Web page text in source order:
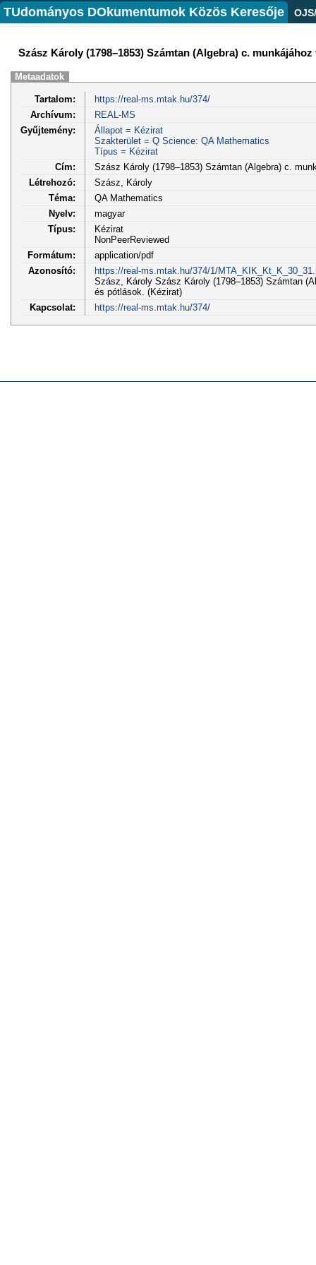
TUdományos DOkumentumok Közös Keresője
Szász Károly (1798–1853) Számtan (Algebra) c.
Metaadatok
Tartalom:
https://real-ms.mtak.hu/374/
Archívum:
REAL-MS
Gyűjtemény:
Állapot = Kézirat
Szakterület = Q Science: QA Mathematics
Típus = Kézirat
Cím:
Szász Károly (1798–1853) Számtan (Algebra) c.
Létrehozó:
Szász, Károly
Téma:
QA Mathematics
Nyelv:
magyar
Típus:
Kézirat
NonPeerReviewed
Formátum:
application/pdf
Azonosító:
https://real-ms.mtak.hu/374/1/
Szász, Károly Szász Károly (1798–1853) Számtan
és pótlások. (Kézirat)
Kapcsolat:
https://real-ms.mtak.hu/374/